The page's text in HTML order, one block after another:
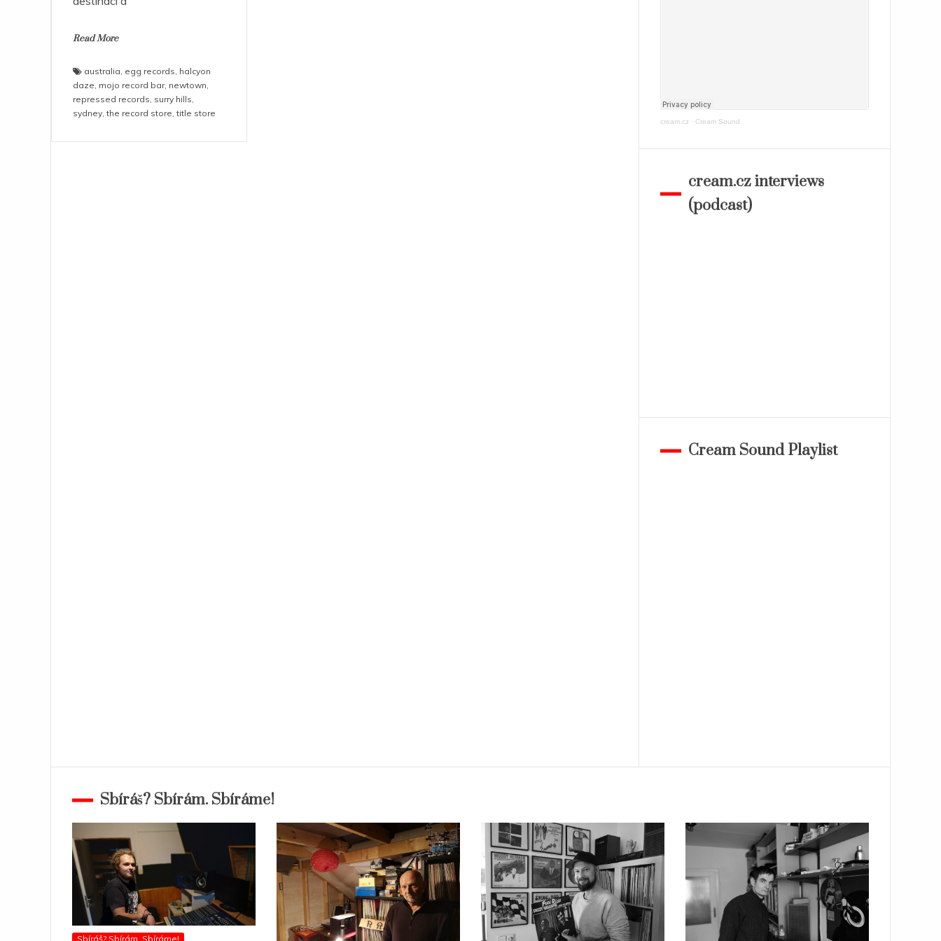
Read More
australia egg records halcyon
daze mojo record bar, newtown
repressed records surry hills
sydney ,the record store ,title store
cream.cz · Cream Sound
cream.cz interviews
(podcast)
Cream Sound Playlist
Sbíráš? Sbírám. Sbíráme!
Sbíráš? Sbírám. Sbíráme!